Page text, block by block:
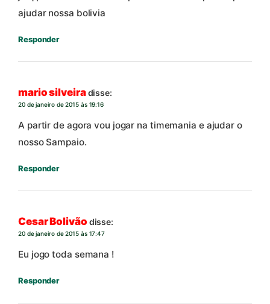
ajudar nossa bolivia
Responder
mario silveiradisse:
20 de janeiro de 2015 às 19:16
A partir de agora vou jogar na timemania e ajudar o
nosso Sampaio.
Responder
Cesar Bolivão disse:
20 de janeiro de 2015 às 17:47
Eu jogo toda semana !
Responder